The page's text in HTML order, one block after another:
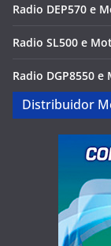
Radio DEP570 e
Radio SL500 e
Radio DGP8550
Distribuidor